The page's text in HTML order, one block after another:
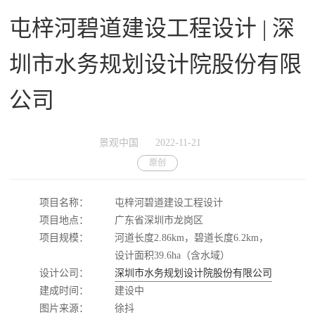
屯梓河碧道建设工程设计 | 深
圳市水务规划设计院股份有限
公司
景观中国 2022-11-21
原创
项目名称：
屯梓河碧道建设工程设计
项目地点：
广东省深圳市龙岗区
项目规模：
河道长度2.86km，碧道长度6.2km，
设计面积39.6ha（含水域）
设计公司：
深圳市水务规划设计院股份有限公司
建成时间：
建设中
图片来源：
徐抖